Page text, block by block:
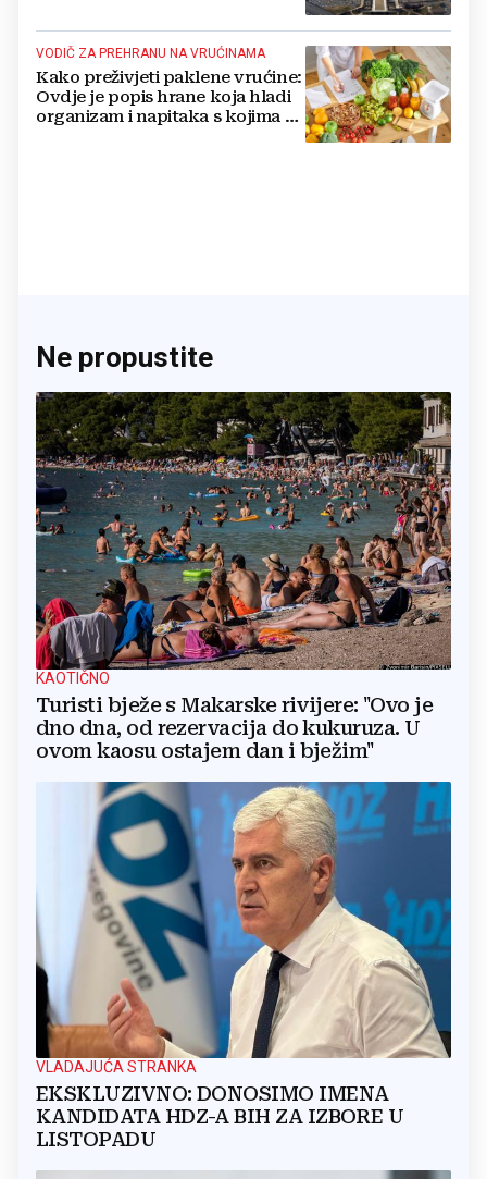
VODIČ ZA PREHRANU NA VRUĆINAMA
Kako preživjeti paklene vrućine:
Ovdje je popis hrane koja hladi
organizam i napitaka s kojima si
Ne propustite
KAOTIČNO
Turisti bježe s Makarske rivijere: "Ovo je
dno dna, od rezervacija do kukuruza. U
ovom kaosu ostajem dan i bježim"
VLADAJUĆA STRANKA
EKSKLUZIVNO: DONOSIMO IMENA
KANDIDATA HDZ-A BIH ZA IZBORE U
LISTOPADU